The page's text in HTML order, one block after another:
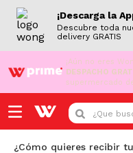
¡Descarga la
Descubre toda
delivery GRATIS
¡Aún no eres
DESPACHO
supermercado
¿Que
¿Cómo quieres recibir